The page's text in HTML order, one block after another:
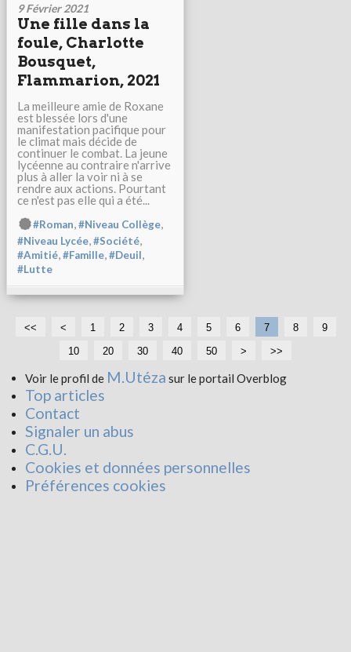
9 Février 2021
Une fille dans la
foule, Charlotte
Bousquet,
Flammarion, 2021
La meilleure amie de Roxane
est blessée lors d'une
manifestation pacifique pour
le climat mais décide de
continuer le combat. La jeune
lycéenne au contraire n'arrive
plus à aller la voir ni à se
rendre aux actions. Pourtant
ce n'est pas elle qui a été...
#Roman #Niveau Collège
#Niveau Lycée,#Société,
#Amitié,#Famille,#Deuil,
#Lutte
<< < 1 2 3 4 5 6 7 8
9
10
20 30 40 50 > >>
Voir le profil de M.Utéza sur le portail Overblog
Top articles
Contact
Signaler un abus
C.G.U.
Cookies et données personnelles
Préférences cookies